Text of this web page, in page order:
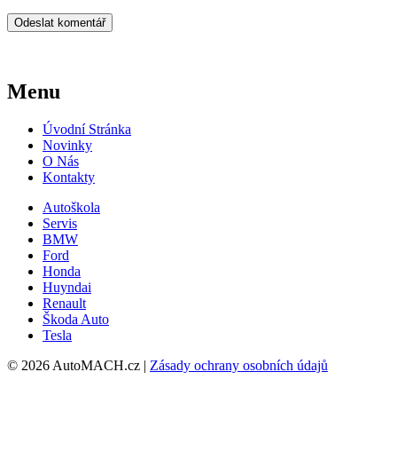
Menu
Úvodní Stránka
Novinky
O Nás
Kontakty
Autoškola
Servis
BMW
Ford
Honda
Huyndai
Renault
Škoda Auto
Tesla
© 2026 AutoMACH.cz | Zásady ochrany osobních údajů